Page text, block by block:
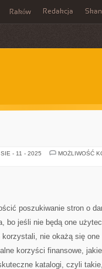
Raków Redakcja
- 11 - 2025
MOŻLIWOŚĆ
poszukiwanie stron o
bo jeśli nie będą one
nie okażą się
korzyści finansowe,
katalogi, czyli